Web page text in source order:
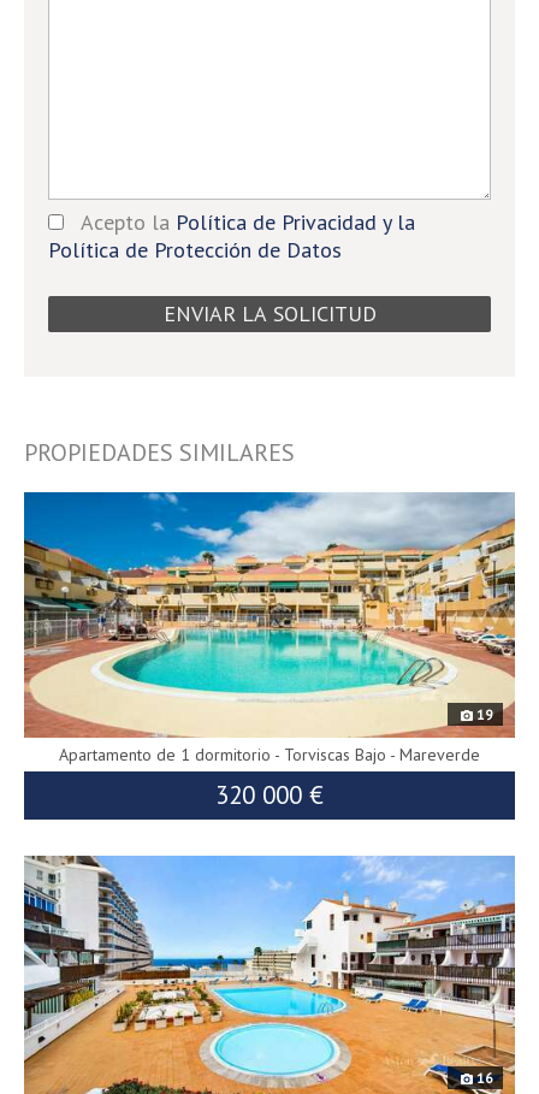
Acepto la Política de Privacidad y la
Política de Protección de Datos
PROPIEDADES SIMILARES
19
Apartamento de 1 dormitorio - Torviscas Bajo - Mareverde
320 000 €
16